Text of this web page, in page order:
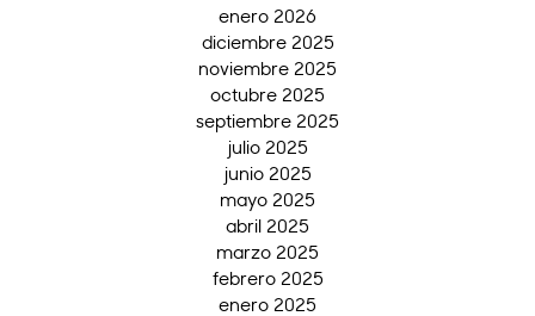
enero 2026
diciembre 2025
noviembre 2025
octubre 2025
septiembre 2025
julio 2025
junio 2025
mayo 2025
abril 2025
marzo 2025
febrero 2025
enero 2025